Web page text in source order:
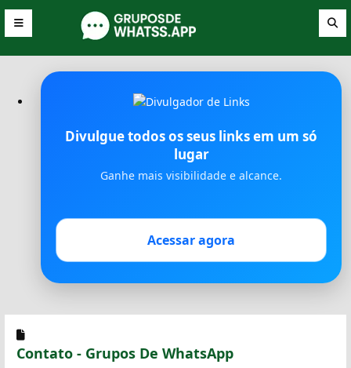
Divulgue todos os seus links em um só
lugar
Ganhe mais visibilidade e alcance.
Acessar agora
Contato - Grupos De WhatsApp